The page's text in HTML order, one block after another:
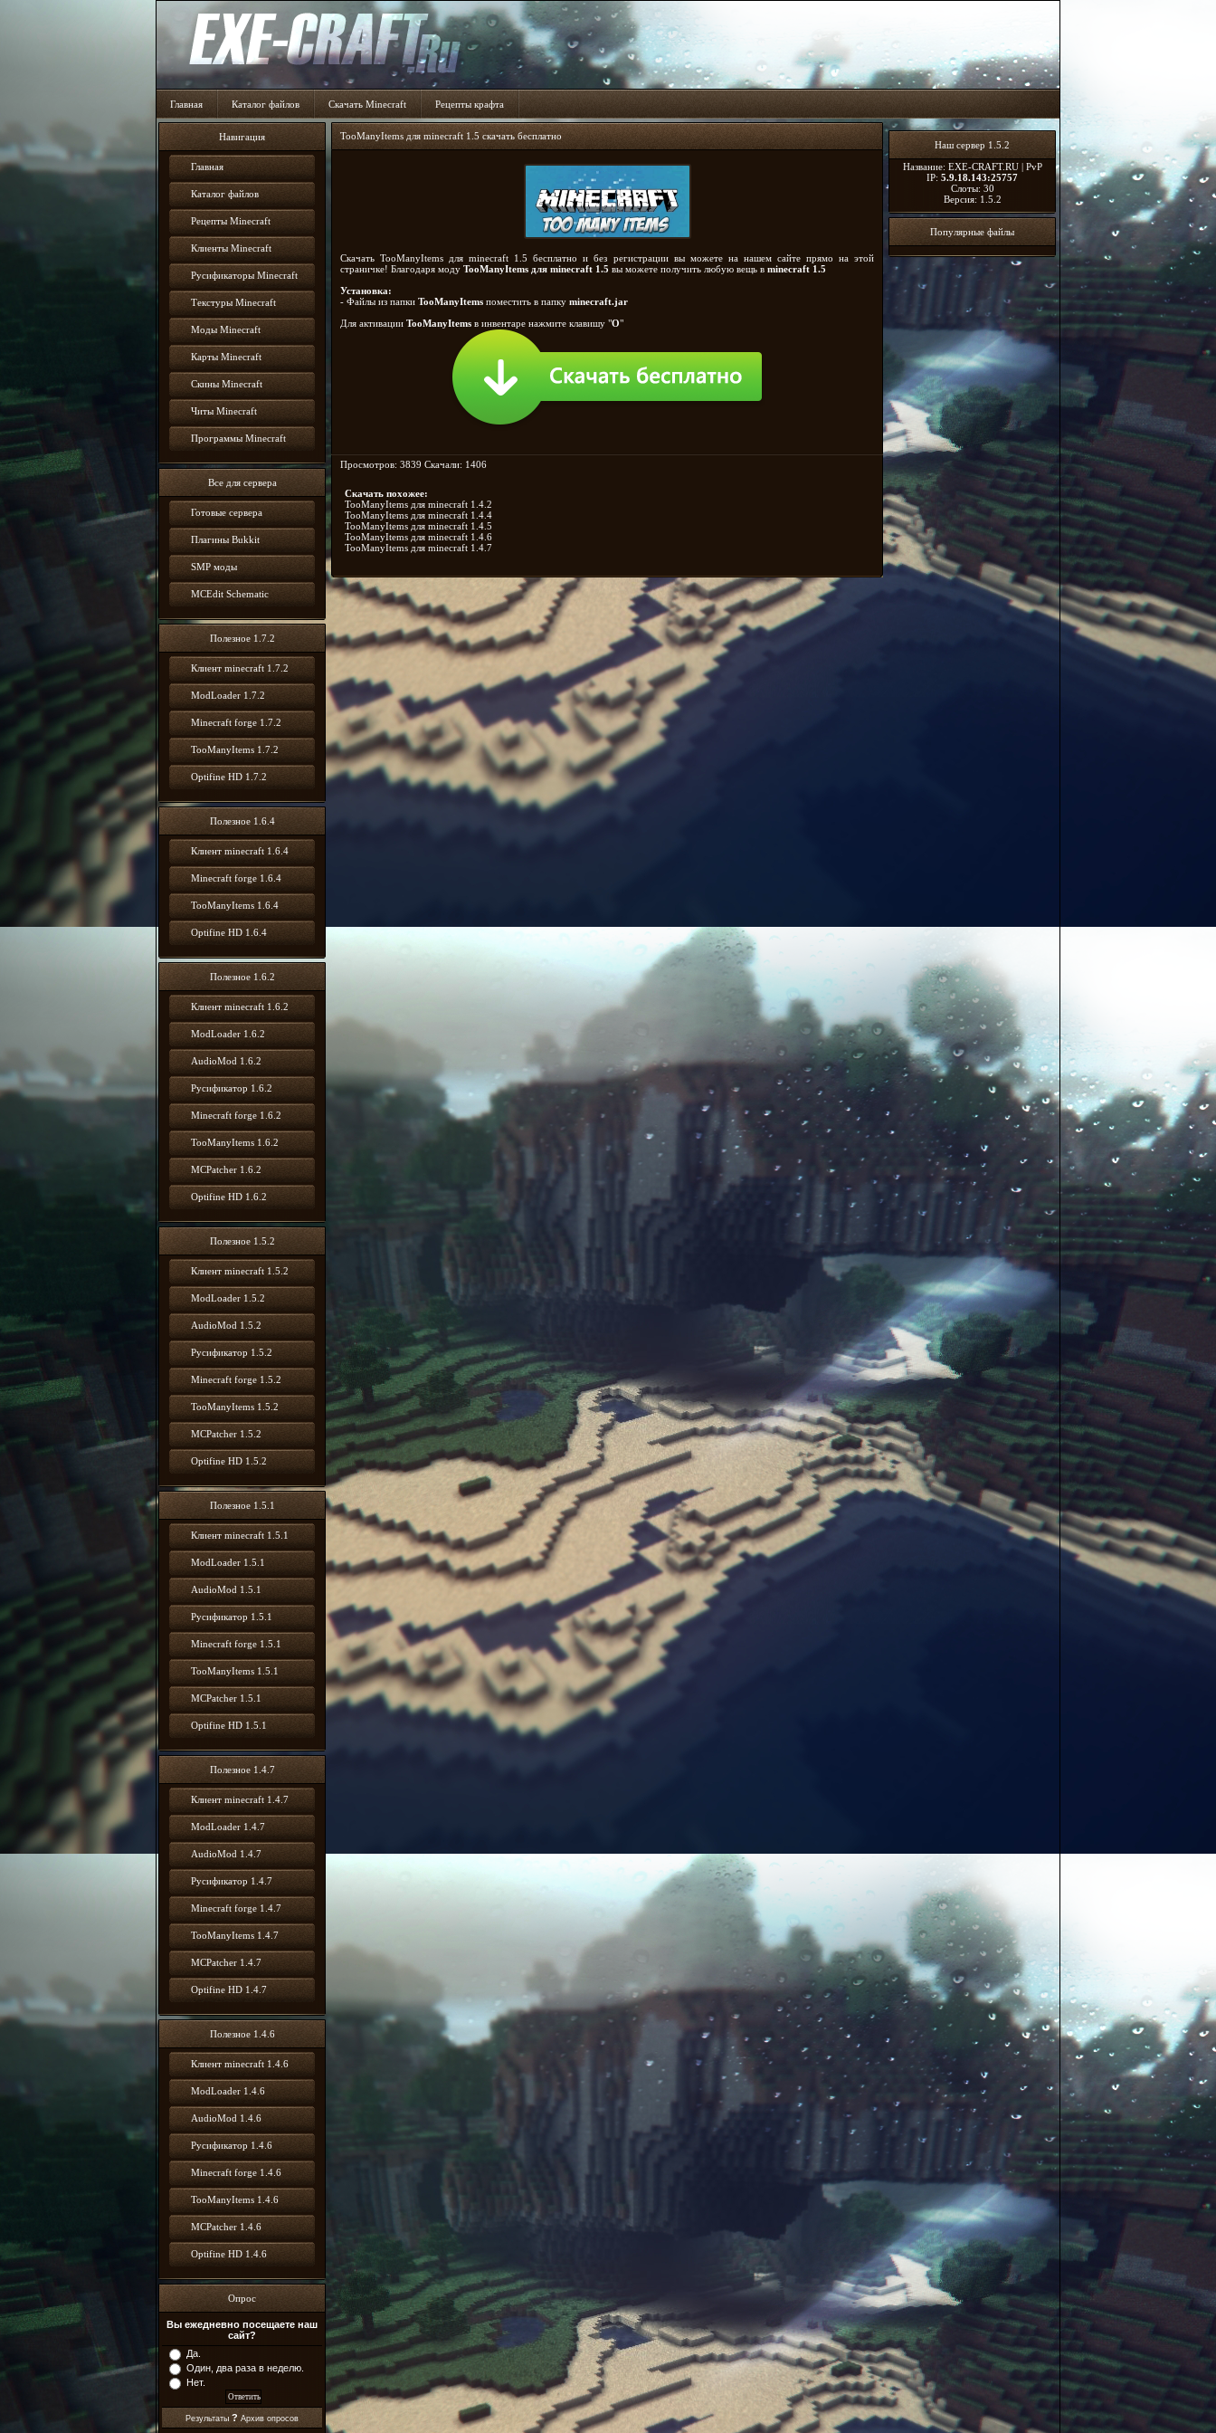
Главная Каталог файлов Скачать Minecraft Рецепты крафта
Навигация
Главная
Каталог файлов
Рецепты Minecraft
Клиенты Minecraft
Русификаторы Minecraft
Текстуры Minecraft
Моды Minecraft
Карты Minecraft
Скины Minecraft
Читы Minecraft
Программы Minecraft
Все для сервера
Готовые сервера
Плагины Bukkit
SMP моды
MCEdit Schematic
Полезное 1.7.2
Клиент minecraft 1.7.2
ModLoader 1.7.2
Minecraft forge 1.7.2
TooManyItems 1.7.2
Optifine HD 1.7.2
Полезное 1.6.4
Клиент minecraft 1.6.4
Minecraft forge 1.6.4
TooManyItems 1.6.4
Optifine HD 1.6.4
Полезное 1.6.2
Клиент minecraft 1.6.2
ModLoader 1.6.2
AudioMod 1.6.2
Русификатор 1.6.2
Minecraft forge 1.6.2
TooManyItems 1.6.2
MCPatcher 1.6.2
Optifine HD 1.6.2
Полезное 1.5.2
Клиент minecraft 1.5.2
ModLoader 1.5.2
AudioMod 1.5.2
Русификатор 1.5.2
Minecraft forge 1.5.2
TooManyItems 1.5.2
MCPatcher 1.5.2
Optifine HD 1.5.2
Полезное 1.5.1
Клиент minecraft 1.5.1
ModLoader 1.5.1
AudioMod 1.5.1
Русификатор 1.5.1
Minecraft forge 1.5.1
TooManyItems 1.5.1
MCPatcher 1.5.1
Optifine HD 1.5.1
Полезное 1.4.7
Клиент minecraft 1.4.7
ModLoader 1.4.7
AudioMod 1.4.7
Русификатор 1.4.7
Minecraft forge 1.4.7
TooManyItems 1.4.7
MCPatcher 1.4.7
Optifine HD 1.4.7
Полезное 1.4.6
Клиент minecraft 1.4.6
ModLoader 1.4.6
AudioMod 1.4.6
Русификатор 1.4.6
Minecraft forge 1.4.6
TooManyItems 1.4.6
MCPatcher 1.4.6
Optifine HD 1.4.6
Опрос
Вы ежедневно посещаете наш
сайт?
Да.
Один, два раза в неделю.
Нет.
Результаты ? Архив опросов
Наш сервер 1.5.2
Название: EXE-CRAFT.RU | PvP
IP: 5.9.18.143:25757
Слоты: 30
Версия: 1.5.2
Популярные файлы
TooManyItems для minecraft 1.5 скачать бесплатно
Скачать TooManyItems для minecraft 1.5 бесплатно и без регистрации вы можете на нашем сайте прямо на этой
страничке! Благодаря моду TooManyItems для minecraft 1.5 вы можете получить любую вещь в minecraft 1.5
Установка:
- Файлы из папки TooManyItems поместить в папку minecraft.jar
Для активации TooManyItems в инвентаре нажмите клавишу "О"
Просмотров: 3839 Скачали: 1406
Скачать похожее:
TooManyItems для minecraft 1.4.2
TooManyItems для minecraft 1.4.4
TooManyItems для minecraft 1.4.5
TooManyItems для minecraft 1.4.6
TooManyItems для minecraft 1.4.7